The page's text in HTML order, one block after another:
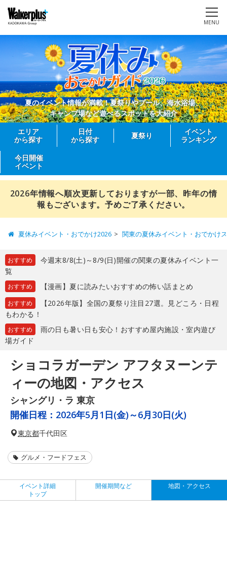
MENU
夏のイベント情報が満載！夏祭りやプール、海水浴場、
キャンプ場など遊べるスポットを大紹介
エリア
から探す
日付
から探す
夏祭り
イベント
ランキング
今日開催
イベント
2026年情報へ順次更新しておりますが一部、昨年の情
報もございます。予めご了承ください。
夏休みイベント・おでかけ2026 関東の夏休みイベント・おでかけ
おすすめ
今週末8/8(土)～8/9(日)開催の関東の夏休みイベント一
覧
おすすめ 【漫画】夏に読みたいおすすめの怖い話まとめ
おすすめ
【2026年版】全国の夏祭り注目27選。見どころ・日程
もわかる！
おすすめ
雨の日も暑い日も安心！おすすめ屋内施設・室内遊び
場ガイド
ショコラガーデン アフタヌーンテ
ィーの地図・アクセス
シャングリ・ラ 東京
開催日程： 2026年5月1日(金)～6月30日(火)
東京都千代田区
グルメ・フードフェス
イベント詳細
トップ
開催期間など 地図・アクセス